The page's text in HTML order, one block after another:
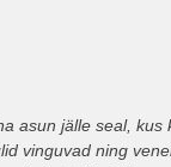
asun jälle seal, kus
vinguvad ning